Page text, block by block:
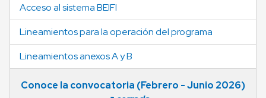
Acceso al sistema BEIFI
Lineamientos para la operación del programa
Lineamientos anexos A y B
Conoce la convocatoria (Febrero - Junio 2026)